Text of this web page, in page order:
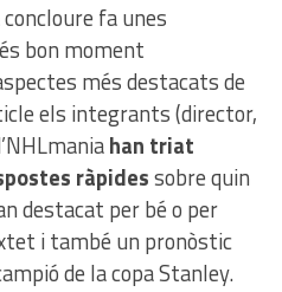
fa unes
bon moment
més destacats de
els integrants (director,
han triat
ràpidessobre quin
destacat per bé o per
i també un pronòstic
de la copa Stanley.